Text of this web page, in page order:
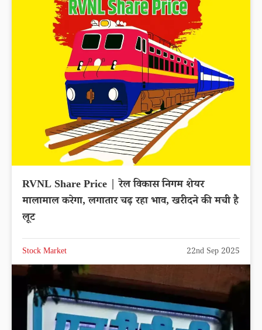
RVNL Share Price | रेल विकास निगम शेयर
मालामाल करेगा, लगातार चढ़ रहा भाव, खरीदने की मची है
लूट
Stock Market 22nd Sep 2025